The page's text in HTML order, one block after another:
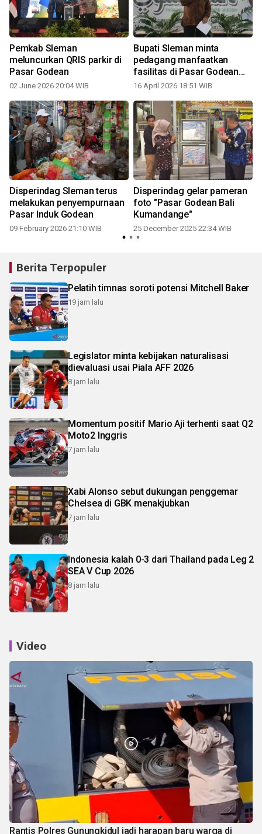
Pemkab Sleman
meluncurkan QRIS parkir di
Pasar Godean
02 June 2026 20:04 WIB
Bupati Sleman minta
pedagang manfaatkan
fasilitas di Pasar Godean
dengan optimal
16 April 2026 18:51 WIB
Disperindag Sleman terus
melakukan penyempurnaan
Pasar Induk Godean
09 February 2026 21:10 WIB
Disperindag gelar pameran
foto "Pasar Godean Bali
Kumandange"
25 December 2025 22:34 WIB
Berita Terpopuler
Pelatih timnas soroti potensi Mitchell Baker
19 jam lalu
Legislator minta kebijakan naturalisasi
dievaluasi usai Piala AFF 2026
8 jam lalu
Momentum positif Mario Aji terhenti saat Q2
Moto2 Inggris
7 jam lalu
Xabi Alonso sebut dukungan penggemar
Chelsea di GBK menakjubkan
7 jam lalu
Indonesia kalah 0-3 dari Thailand pada Leg 2
SEA V Cup 2026
8 jam lalu
Video
Rantis Polres Gunungkidul jadi harapan baru warga di